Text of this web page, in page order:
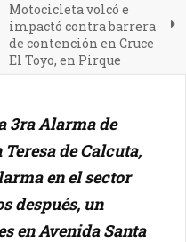
Motocicleta volcó e
impactó contra barrera
de contención en Cruce
El Toyo, en Pirque
3ra Alarma de
de Calcuta,
en el sector
después, un
en Avenida Santa